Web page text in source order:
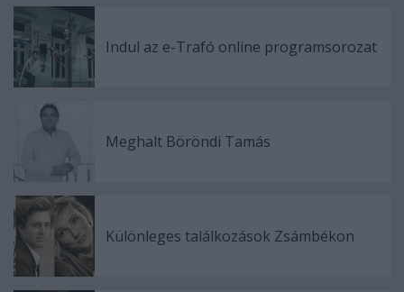
Indul az e-Trafó online programsorozat
Meghalt Böröndi Tamás
Különleges találkozások Zsámbékon